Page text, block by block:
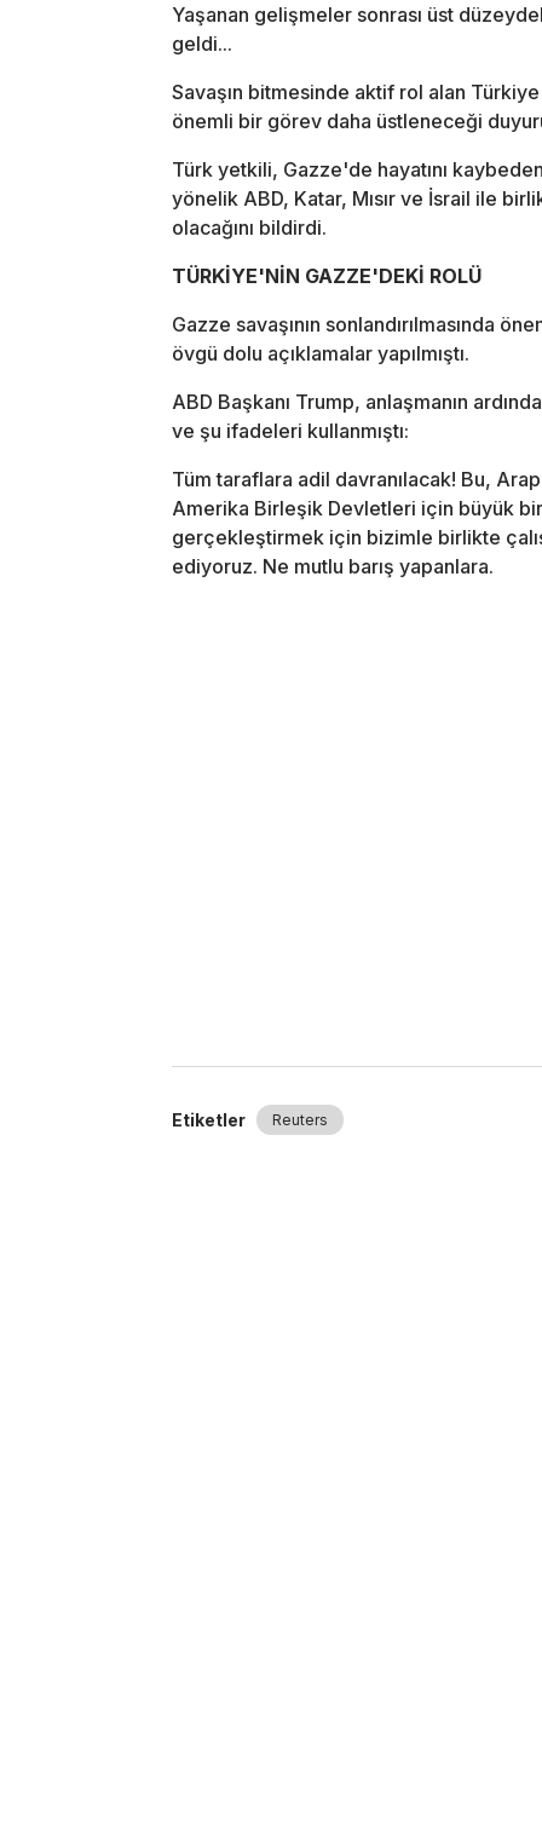
Yaşanan gelişmeler sonrası üst
geldi...
Savaşın bitmesinde aktif rol alan
önemli bir görev daha üstleneceği
Türk yetkili, Gazze'de hayatını
yönelik ABD, Katar, Mısır ve İsrail ile
olacağını bildirdi.
TÜRKİYE'NİN GAZZE'DEKİ ROLÜ
Gazze savaşının sonlandırılmasında
övgü dolu açıklamalar yapılmıştı.
ABD Başkanı Trump, anlaşmanın
ve şu ifadeleri kullanmıştı:
Tüm taraflara adil davranılacak! Bu,
Amerika Birleşik Devletleri için büyük
gerçekleştirmek için bizimle birlikte
ediyoruz. Ne mutlu barış yapanlara.
Etiketler Reuters